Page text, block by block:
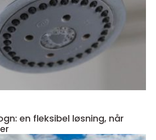
en fleksibel løsning, når